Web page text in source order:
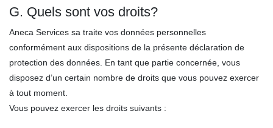
G. Quels sont vos droits?
Aneca Services sa traite vos données personnelles
conformément aux dispositions de la présente déclaration de
protection des données. En tant que partie concernée, vous
disposez d’un certain nombre de droits que vous pouvez exercer
à tout moment.
Vous pouvez exercer les droits suivants :